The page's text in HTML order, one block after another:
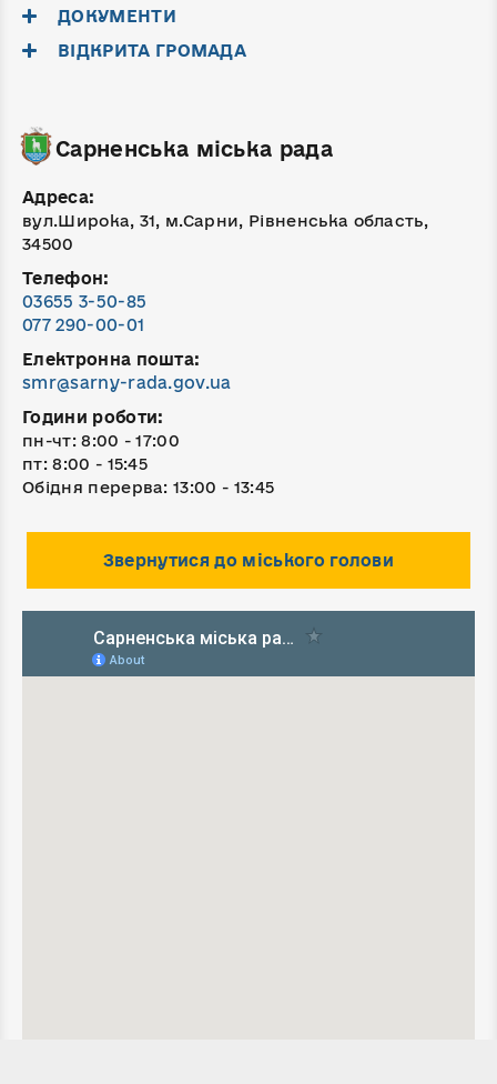
ДОКУМЕНТИ
ВІДКРИТА ГРОМАДА
Сарненська міська рада
Адреса:
вул.Широка, 31, м.Сарни, Рівненська область,
34500
Телефон:
03655 3-50-85
077 290-00-01
Електронна пошта:
smr@sarny-rada.gov.ua
Години роботи:
пн-чт: 8:00 - 17:00
пт: 8:00 - 15:45
Обідня перерва: 13:00 - 13:45
Звернутися до міського голови